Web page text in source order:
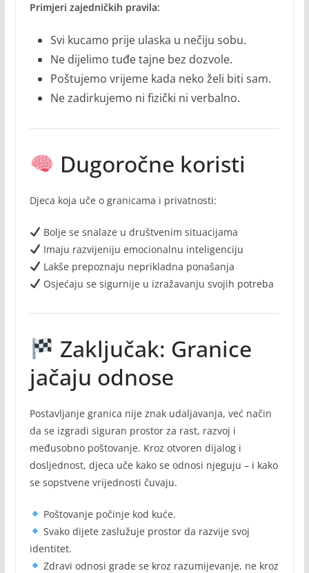
Primjeri zajedničkih pravila:
Svi kucamo prije ulaska u nečiju sobu.
Ne dijelimo tuđe tajne bez dozvole.
Poštujemo vrijeme kada neko želi biti sam.
Ne zadirkujemo ni fizički ni verbalno.
Dugoročne koristi
Djeca koja uče o granicama i privatnosti:
Bolje se snalaze u društvenim situacijama
Imaju razvijeniju emocionalnu inteligenciju
Lakše prepoznaju neprikladna ponašanja
Osjećaju se sigurnije u izražavanju svojih potreba
Zaključak: Granice
jačaju odnose
Postavljanje granica nije znak udaljavanja, već način
da se izgradi siguran prostor za rast, razvoj i
međusobno poštovanje. Kroz otvoren dijalog i
dosljednost, djeca uče kako se odnosi njeguju – i kako
se sopstvene vrijednosti čuvaju.
Poštovanje počinje kod kuće.
Svako dijete zaslužuje prostor da razvije svoj
identitet.
Zdravi odnosi grade se kroz razumijevanje, ne kroz